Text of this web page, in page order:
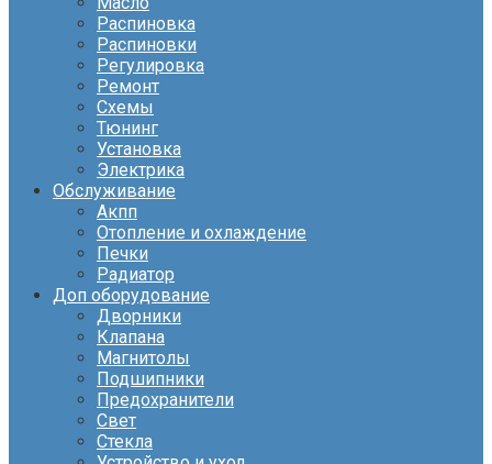
Распиновка
Распиновки
Регулировка
Ремонт
Схемы
Тюнинг
Установка
Электрика
Обслуживание
Акпп
Отопление и охлаждение
Печки
Радиатор
Доп оборудование
Дворники
Клапана
Магнитолы
Подшипники
Предохранители
Свет
Стекла